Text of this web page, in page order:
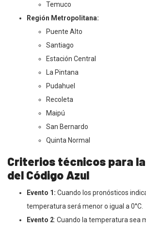
Temuco
Región Metropolitana:
Puente Alto
Santiago
Estación Central
La Pintana
Pudahuel
Recoleta
Maipú
San Bernardo
Quinta Normal
Criterios técnicos para
del Código Azul
Evento 1: Cuando los pronósticos
temperatura será menor o igual a 0°C.
Evento 2: Cuando la temperatura sea